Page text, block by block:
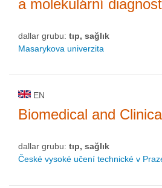
a molekulární
dallar grubu: tıp, sağlık
Masarykova univerzita
EN
Biomedical and
dallar grubu: tıp, sağlık
České vysoké učení technické v